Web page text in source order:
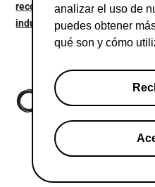
analizar el uso de
puedes obtener
qué son y cómo
recommendations for Member
industry”.